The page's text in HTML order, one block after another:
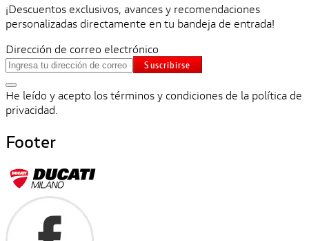
¡Descuentos exclusivos, avances y recomendaciones
personalizadas directamente en tu bandeja de entrada!
Dirección de correo electrónico
Suscribirse
He leído y acepto los términos y condiciones de la política de
privacidad.
Footer